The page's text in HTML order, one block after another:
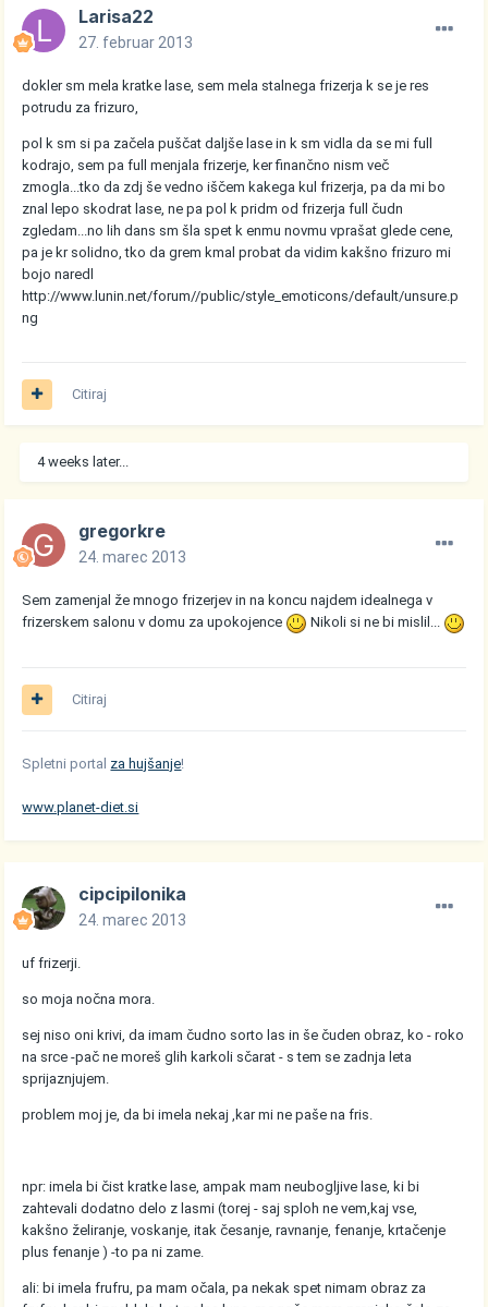
Larisa22
27. februar 2013
dokler sm mela kratke lase, sem mela stalnega frizerja k se je res
potrudu za frizuro,
pol k sm si pa začela puščat daljše lase in k sm vidla da se mi full
kodrajo, sem pa full menjala frizerje, ker finančno nism več
zmogla...tko da zdj še vedno iščem kakega kul frizerja, pa da mi bo
znal lepo skodrat lase, ne pa pol k pridm od frizerja full čudn
zgledam...no lih dans sm šla spet k enmu novmu vprašat glede cene,
pa je kr solidno, tko da grem kmal probat da vidim kakšno frizuro mi
bojo naredl
http://www.lunin.net/forum//public/style_emoticons/default/unsure.p
ng
Citiraj
4 weeks later...
gregorkre
24. marec 2013
Sem zamenjal že mnogo frizerjev in na koncu najdem idealnega v
frizerskem salonu v domu za upokojence
Nikoli si ne bi mislil...
Citiraj
Spletni portal za hujšanje!
www.planet-diet.si
cipcipilonika
24. marec 2013
uf frizerji.
so moja nočna mora.
sej niso oni krivi, da imam čudno sorto las in še čuden obraz, ko - roko
na srce -pač ne moreš glih karkoli sčarat - s tem se zadnja leta
sprijaznjujem.
problem moj je, da bi imela nekaj ,kar mi ne paše na fris.
npr: imela bi čist kratke lase, ampak mam neubogljive lase, ki bi
zahtevali dodatno delo z lasmi (torej - saj sploh ne vem,kaj vse,
kakšno želiranje, voskanje, itak česanje, ravnanje, fenanje, krtačenje
plus fenanje ) -to pa ni zame.
ali: bi imela frufru, pa mam očala, pa nekak spet nimam obraz za